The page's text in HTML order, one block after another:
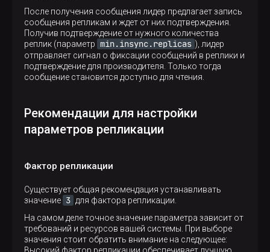
После получения сообщения лидер предлагает запись
сообщения репликам и ждет от них подтверждения.
Получив подтверждение от нужного количества
реплик (параметр min.insync.replicas ), лидер
отправляет сигнал о фиксации сообщений в реплики и
подтверждение для производителя. Только тогда
сообщение становится доступно для чтения.
Рекомендации для настройки
параметров репликации
Фактор репликации
Существует общая рекомендация устанавливать
значение 3 для фактора репликации.
На самом деле точное значение параметра зависит от
требований и ресурсов вашей системы. При выборе
значения стоит обратить внимание на следующее:
Высокий фактор репликации обеспечивает лучшую